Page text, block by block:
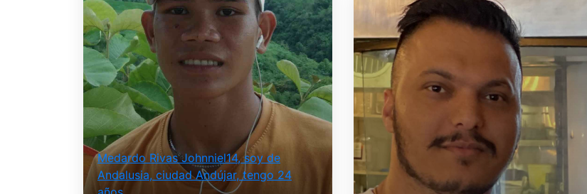
Medardo Rivas Johnniel14, soy de
Andalusia, ciudad Andújar, tengo 24